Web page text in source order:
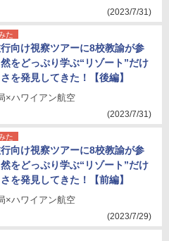
(2023/7/31)
た
向け視察ツアーに8校教諭が参
をどっぷり学ぶ“リゾート”だけ
を発見してきた！【後編】
×ハワイアン航空
(2023/7/31)
た
向け視察ツアーに8校教諭が参
をどっぷり学ぶ“リゾート”だけ
を発見してきた！【前編】
×ハワイアン航空
(2023/7/29)